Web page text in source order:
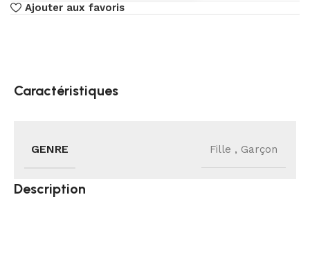
Ajouter aux favoris
Caractéristiques
GENRE Fille , Garçon
Description